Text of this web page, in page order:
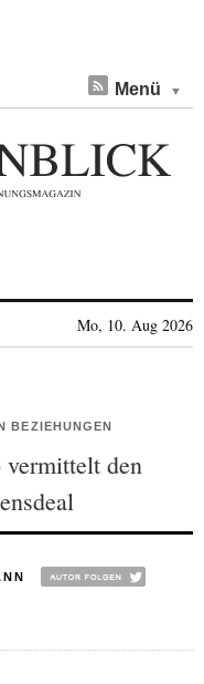
Menü
Mo, 10. Aug 2026
BEZIEHUNGEN
den